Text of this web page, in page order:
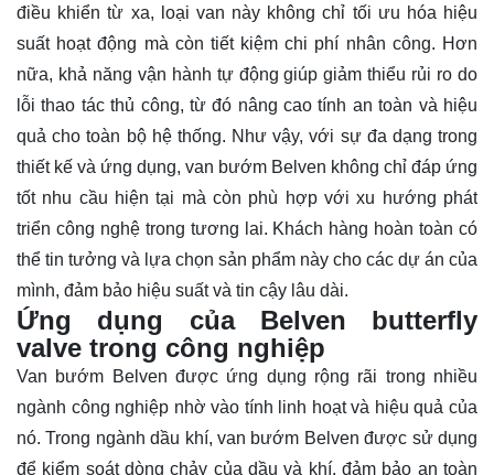
điều khiển từ xa, loại van này không chỉ tối ưu hóa hiệu
suất hoạt động mà còn tiết kiệm chi phí nhân công. Hơn
nữa, khả năng vận hành tự động giúp giảm thiểu rủi ro do
lỗi thao tác thủ công, từ đó nâng cao tính an toàn và hiệu
quả cho toàn bộ hệ thống. Như vậy, với sự đa dạng trong
thiết kế và ứng dụng, van bướm Belven không chỉ đáp ứng
tốt nhu cầu hiện tại mà còn phù hợp với xu hướng phát
triển công nghệ trong tương lai. Khách hàng hoàn toàn có
thể tin tưởng và lựa chọn sản phẩm này cho các dự án của
mình, đảm bảo hiệu suất và tin cậy lâu dài.
Ứng dụng của Belven butterfly
valve trong công nghiệp
Van bướm Belven được ứng dụng rộng rãi trong nhiều
ngành công nghiệp nhờ vào tính linh hoạt và hiệu quả của
nó. Trong ngành dầu khí, van bướm Belven được sử dụng
để kiểm soát dòng chảy của dầu và khí, đảm bảo an toàn